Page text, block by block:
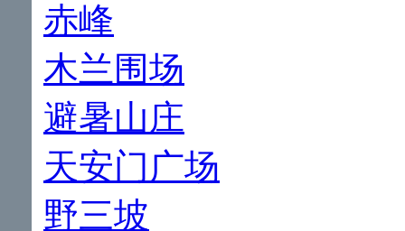
赤峰
木兰围场
避暑山庄
天安门广场
野三坡